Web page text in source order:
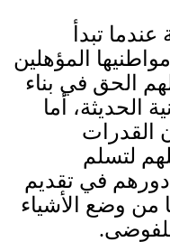
تبدأ
المؤهلين
الحق في بناء
الحديثة، أما
القدرات
لتسلم
دورهم في تقديم
من وضع الأشياء
.